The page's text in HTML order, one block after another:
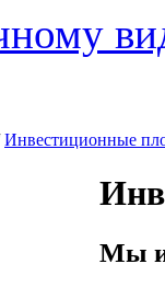
Инвестиционные
Мы